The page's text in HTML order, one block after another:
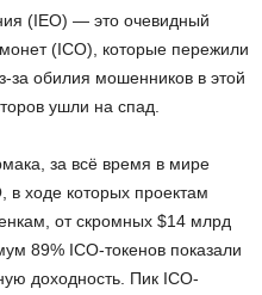
(IEO) — это очевидный
(ICO), которые пережили
за обилия мошенников в этой
ушли на спад.
за всё время в мире
ходе которых проектам
от скромных $14 млрд
89% ICO-токенов показали
доходность. Пик ICO-